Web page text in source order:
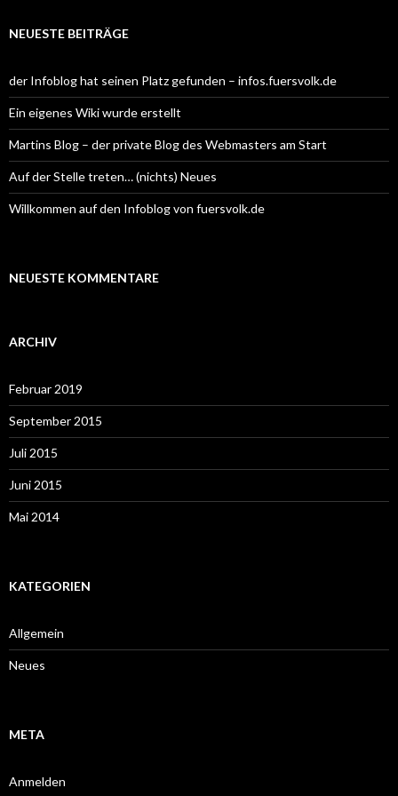
e
a
c
h
:
NEUESTE BEITRÄGE
der Infoblog hat seinen Platz gefunden – infos.fuersvolk.de
Ein eigenes Wiki wurde erstellt
Martins Blog – der private Blog des Webmasters am Start
Auf der Stelle treten… (nichts) Neues
Willkommen auf den Infoblog von fuersvolk.de
NEUESTE KOMMENTARE
ARCHIV
Februar 2019
September 2015
Juli 2015
Juni 2015
Mai 2014
KATEGORIEN
Allgemein
Neues
META
Anmelden